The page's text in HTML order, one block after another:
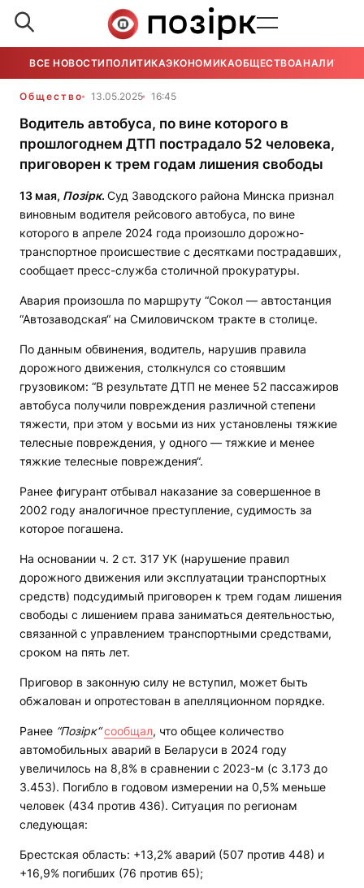
ВСЕ НОВОСТИ ПОЛИТИКАЭКОНОМИКАОБЩЕСТВОАНАЛИТИКА
Общество 13.05.2025 16:45
Водитель автобуса, по вине которого в
прошлогоднем ДТП пострадало 52 человека,
приговорен к трем годам лишения свободы
13 мая, Позірк. Суд Заводского района Минска признал
виновным водителя рейсового автобуса, по вине
которого в апреле 2024 года произошло дорожно-
транспортное происшествие с десятками пострадавших,
сообщает пресс-служба столичной прокуратуры.
Авария произошла по маршруту “Сокол — автостанция
“Автозаводская“ на Смиловичском тракте в столице.
По данным обвинения, водитель, нарушив правила
дорожного движения, столкнулся со стоявшим
грузовиком: “В результате ДТП не менее 52 пассажиров
автобуса получили повреждения различной степени
тяжести, при этом у восьми из них установлены тяжкие
телесные повреждения, у одного — тяжкие и менее
тяжкие телесные повреждения“.
Ранее фигурант отбывал наказание за совершенное в
2002 году аналогичное преступление, судимость за
которое погашена.
На основании ч. 2 ст. 317 УК (нарушение правил
дорожного движения или эксплуатации транспортных
средств) подсудимый приговорен к трем годам лишения
свободы с лишением права заниматься деятельностью,
связанной с управлением транспортными средствами,
сроком на пять лет.
Приговор в законную силу не вступил, может быть
обжалован и опротестован в апелляционном порядке.
Ранее “Позірк“ сообщал, что общее количество
автомобильных аварий в Беларуси в 2024 году
увеличилось на 8,8% в сравнении с 2023-м (с 3.173 до
3.453). Погибло в годовом измерении на 0,5% меньше
человек (434 против 436). Ситуация по регионам
следующая:
Брестская область: +13,2% аварий (507 против 448) и
+16,9% погибших (76 против 65);